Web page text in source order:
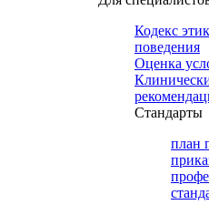
Кодекс
поведения
Оценка
Cтандарты
план